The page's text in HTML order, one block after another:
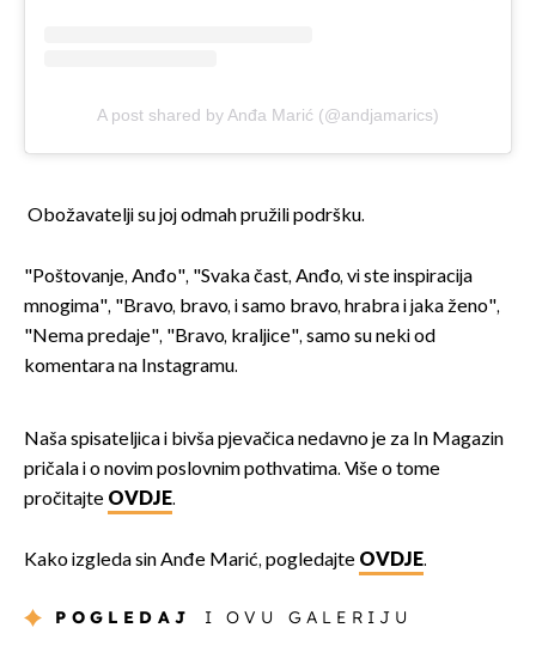
A post shared by Anđa Marić (@andjamarics)
Obožavatelji su joj odmah pružili podršku.
"Poštovanje, Anđo", "Svaka čast, Anđo, vi ste inspiracija
mnogima", "Bravo, bravo, i samo bravo, hrabra i jaka ženo",
"Nema predaje", "Bravo, kraljice", samo su neki od
komentara na Instagramu.
Naša spisateljica i bivša pjevačica nedavno je za In Magazin
pričala i o novim poslovnim pothvatima. Više o tome
pročitajte OVDJE.
Kako izgleda sin Anđe Marić, pogledajte OVDJE.
POGLEDAJ I OVU GALERIJU